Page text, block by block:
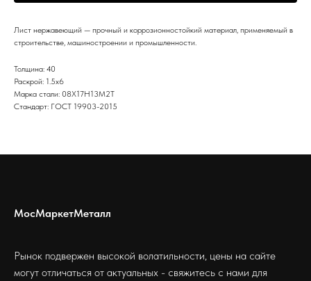
Лист нержавеющий — прочный и коррозионностойкий материал, применяемый в
строительстве, машиностроении и промышленности.
Толщина: 40
Раскрой: 1.5х6
Марка стали: 08Х17Н13М2Т
Стандарт: ГОСТ 19903-2015
МосМаркетМеталл
Рынок подвержен высокой волатильности, цены на сайте
могут отличаться от актуальных - свяжитесь с нами для